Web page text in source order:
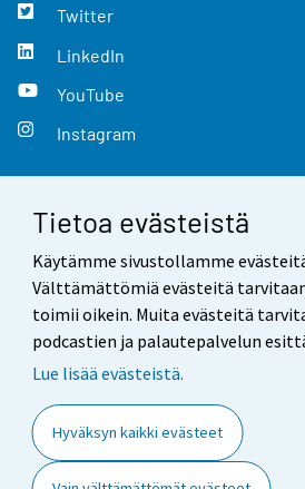
Tietoa evästeistä
Käytämme sivustollamme
Välttämättömiä evästeitä
toimii oikein. Muita evästeitä
podcastien ja palautepalvelun
Lue lisää evästeistä.
Hyväksyn kaikki evästeet
Twitter
LinkedIn
YouTube
Instagram
Yhteystiedot
Palaute
Käyttöehdot
Saavutettavuus
Tietoa sivustosta